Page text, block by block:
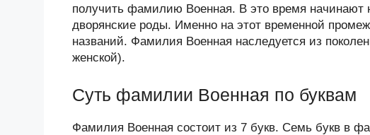
получить фамилию Военная. В это время начинают
дворянские роды. Именно на этот временной
названий. Фамилия Военная наследуется из
женской).
Суть фамилии Военная по буквам
Фамилия Военная состоит из 7 букв. Семь букв в